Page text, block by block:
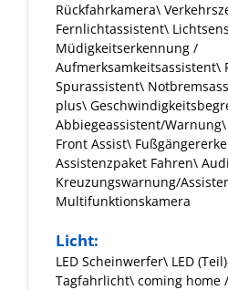
Rückfahrkamera\
Fernlichtassistent\
Müdigkeitserkennung /
Aufmerksamkeitsassistent\
Spurassistent\
plus\
Abbiegeassistent/
Front Assist\
Assistenzpaket Fahren\
Kreuzungswarnung/
Multifunktionskamera
Licht:
LED Scheinwerfer\ LED
Tagfahrlicht\ coming home